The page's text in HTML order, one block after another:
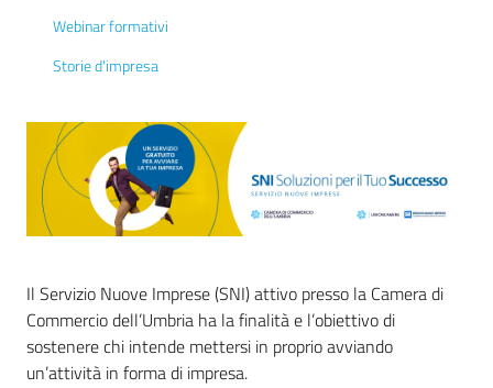
Consumatore
L'Impresa
Digitale
Ac
ce
di
Webinar formativi
Storie d'impresa
Il Servizio Nuove Imprese (SNI) attivo presso la Camera di
Commercio dell’Umbria ha la finalità e l’obiettivo di
sostenere chi intende mettersi in proprio avviando
un’attività in forma di impresa.